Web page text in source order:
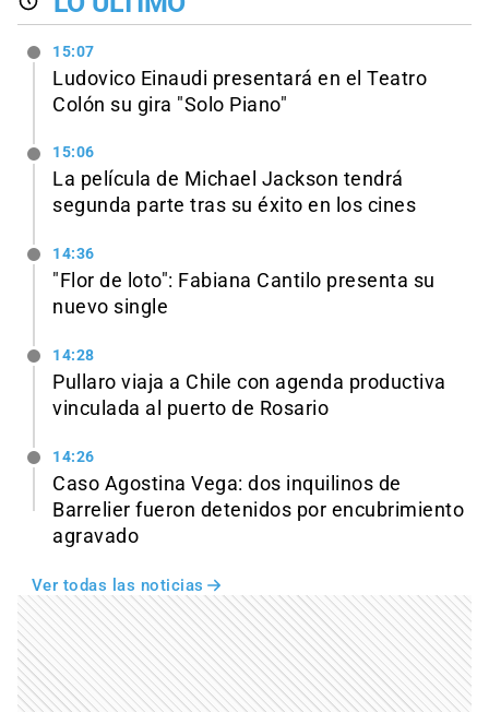
15:07
Ludovico Einaudi presentará en el Teatro
Colón su gira "Solo Piano"
15:06
La película de Michael Jackson tendrá
segunda parte tras su éxito en los cines
14:36
"Flor de loto": Fabiana Cantilo presenta su
nuevo single
14:28
Pullaro viaja a Chile con agenda productiva
vinculada al puerto de Rosario
14:26
Caso Agostina Vega: dos inquilinos de
Barrelier fueron detenidos por encubrimiento
agravado
Ver todas las noticias